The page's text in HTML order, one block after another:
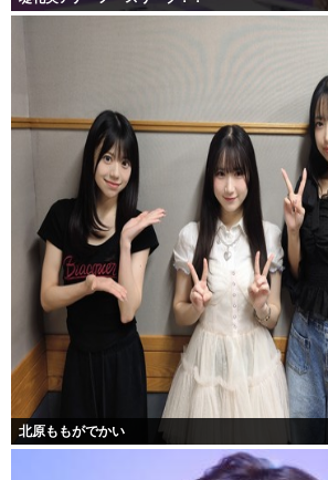
北原ももがでかい